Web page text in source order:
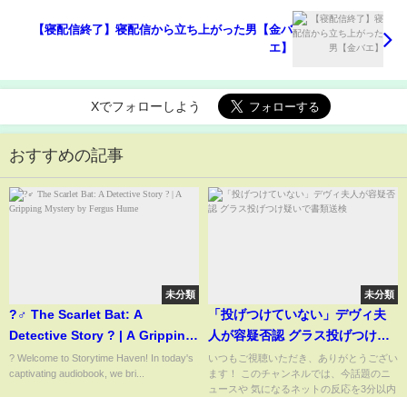
【寝配信終了】寝配信から立ち上がった男【金バ
エ】
Xでフォローしよう
おすすめの記事
未分類
?️‍♂️ The Scarlet Bat: A
Detective Story ? | A Gripping
Mystery by Fergus Hume
? Welcome to Storytime Haven! In today's
captivating audiobook, we bri...
未分類
「投げつけていない」デヴィ夫
人が容疑否認 グラス投げつけ疑
いで書類送検
いつもご視聴いただき、ありがとうござい
ます！ このチャンネルでは、今話題のニ
ュースや 気になるネットの反応を3分以内